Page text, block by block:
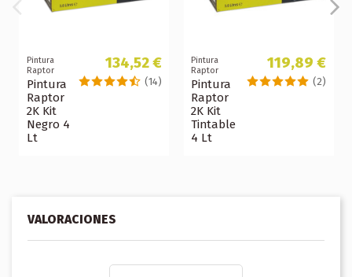
Pintura
Raptor
Pintura
Raptor
2K Kit
Negro 4
Lt
134,52 €
(14)
Pintura
Raptor
Pintura
Raptor
2K Kit
Tintable
4 Lt
119,89 €
(2)
VALORACIONES